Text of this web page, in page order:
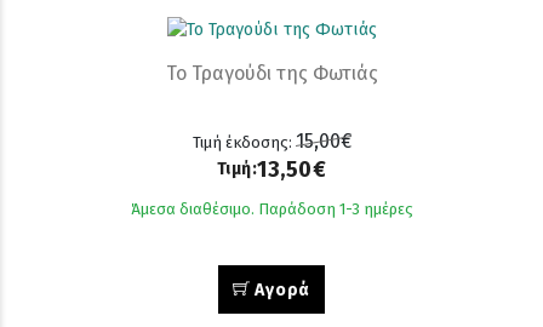
Το Τραγούδι της Φωτιάς
Τιμή έκδοσης: 15,00€
Τιμή:13,50€
Άμεσα διαθέσιμο. Παράδοση 1-3 ημέρες
Αγορά